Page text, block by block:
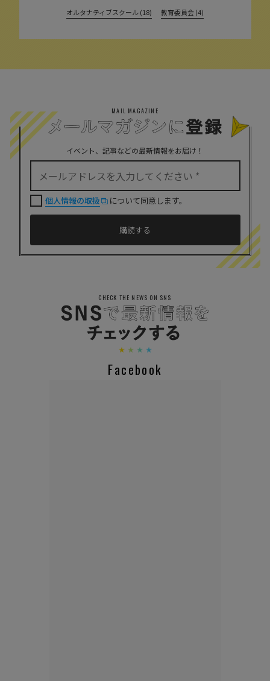
オルタナティブスクール (18) 教育委員会 (4)
MAIL MAGAZINE
イベント、記事などの最新情報をお届け！
個人情報の取扱 について同意します。
CHECK THE NEWS ON SNS
Facebook